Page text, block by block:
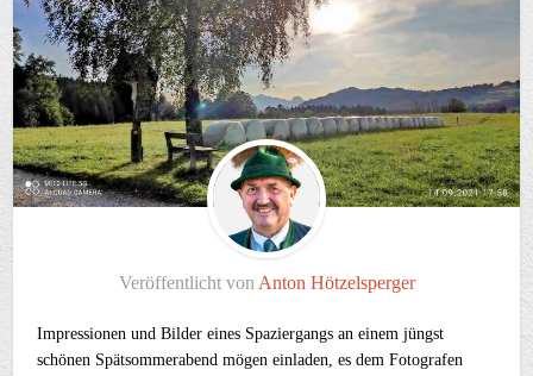
Veröffentlicht von Anton Hötzelsperger
Impressionen und Bilder eines Spaziergangs an einem jüngst
schönen Spätsommerabend mögen einladen, es dem Fotografen